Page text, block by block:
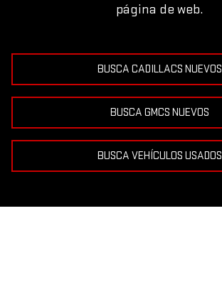
página de web.
BUSCA CADILLACS NUEVOS
BUSCA GMCS NUEVOS
BUSCA VEHÍCULOS USADOS